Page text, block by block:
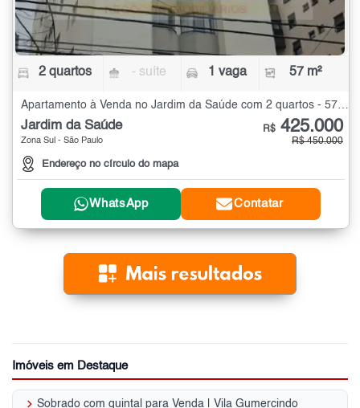
2 quartos - suíte 1 vaga 57 m²
Jardim da Saúde
Zona Sul - São Paulo
Endereço no círculo do mapa
R$ 425.000
R$ 450.000
WhatsApp Contatar
Imóveis em Destaque
keyboard_arrow_right Sobrado com quintal para Venda | Vila Gumercindo